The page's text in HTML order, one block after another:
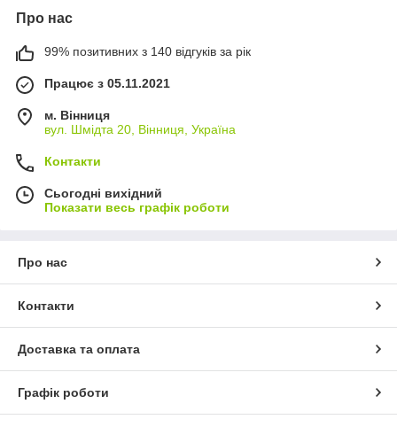
Про нас
99% позитивних з 140 відгуків за рік
Працює з 05.11.2021
м. Вінниця
вул. Шмідта 20, Вінниця, Україна
Контакти
Сьогодні вихідний
Показати весь графік роботи
Про нас
Контакти
Доставка та оплата
Графік роботи